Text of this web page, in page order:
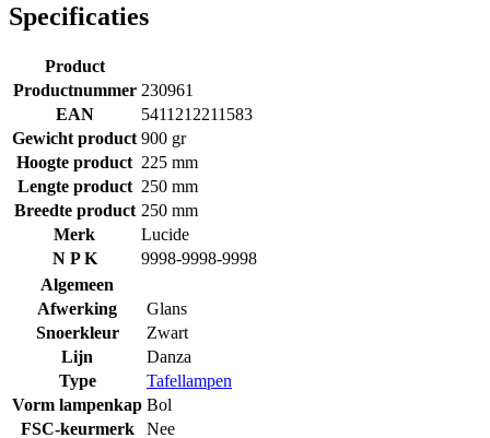
Specificaties
Product
Productnummer 230961
EAN
5411212211583
Gewicht product 900 gr
Hoogte product 225 mm
Lengte product 250 mm
Breedte product 250 mm
Merk
Lucide
N P K
9998-9998-9998
Algemeen
Afwerking
Glans
Snoerkleur
Zwart
Lijn
Danza
Type
Tafellampen
Vorm lampenkap Bol
FSC-keurmerk
Nee